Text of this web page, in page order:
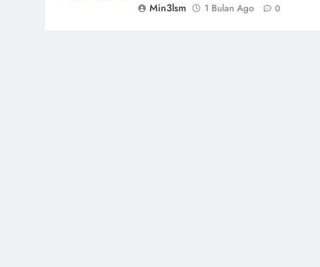
Min3lsm
1 Bulan Ago 0